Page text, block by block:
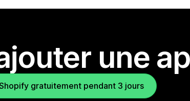
une
gratuitement pendant 3 jours